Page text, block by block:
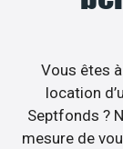
Vous êtes
location
Septfonds ?
mesure de